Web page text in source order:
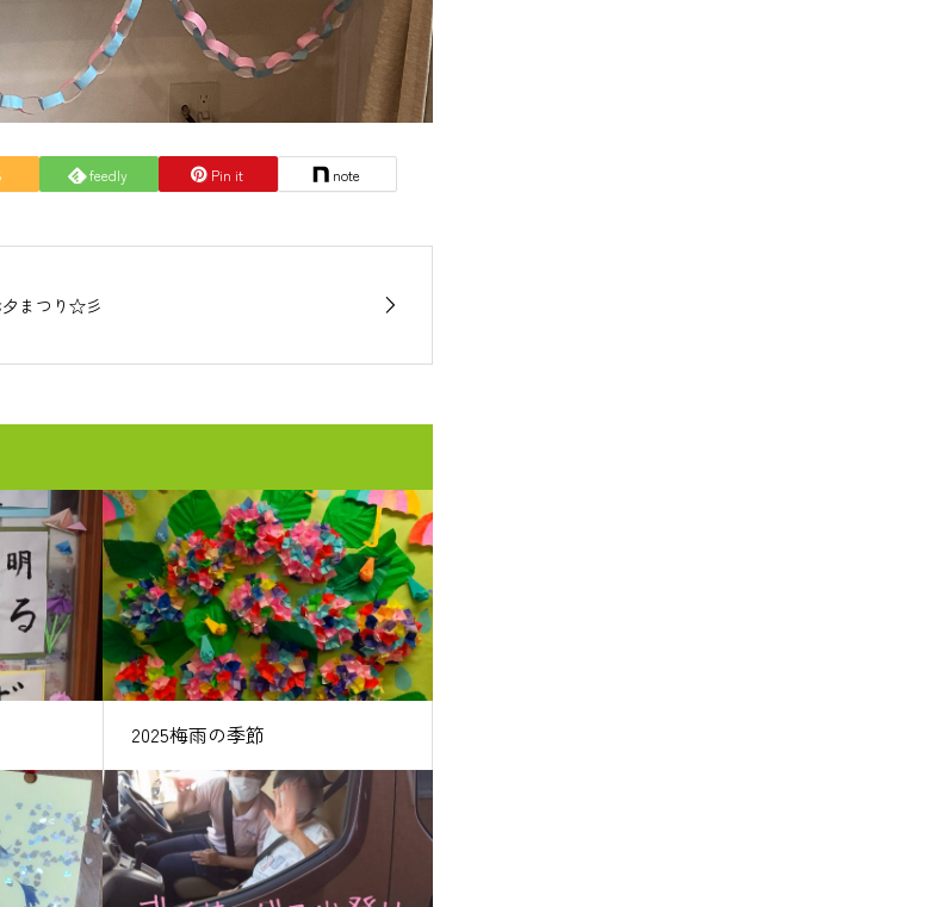
feedly Pin it note
まつり☆彡
2025梅雨の季節